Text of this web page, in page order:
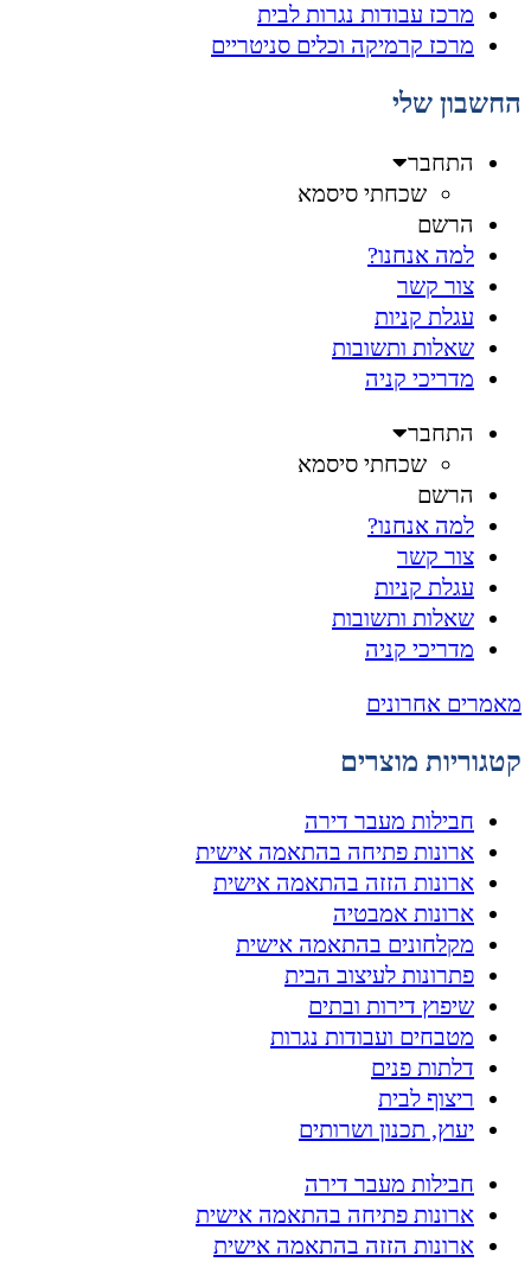
מרכז עבודות נגרות לבית
מרכז קרמיקה וכלים סניטריים
החשבון שלי
התחבר
שכחתי סיסמא
הרשם
למה אנחנו?
צור קשר
עגלת קניות
שאלות ותשובות
מדריכי קניה
התחבר
שכחתי סיסמא
הרשם
למה אנחנו?
צור קשר
עגלת קניות
שאלות ותשובות
מדריכי קניה
מאמרים אחרונים
קטגוריות מוצרים
חבילות מעבר דירה
ארונות פתיחה בהתאמה אישית
ארונות הזזה בהתאמה אישית
ארונות אמבטיה
מקלחונים בהתאמה אישית
פתרונות לעיצוב הבית
שיפוץ דירות ובתים
מטבחים ועבודות נגרות
דלתות פנים
ריצוף לבית
יעוץ, תכנון ושרותים
חבילות מעבר דירה
ארונות פתיחה בהתאמה אישית
ארונות הזזה בהתאמה אישית